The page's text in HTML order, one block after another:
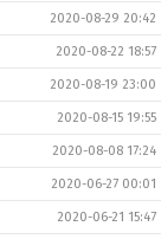
2020-08-29 20:42
2020-08-22 18:57
2020-08-19 23:00
2020-08-15 19:55
2020-08-08 17:24
2020-06-27 00:01
2020-06-21 15:47